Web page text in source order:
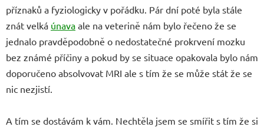
příznaků a fyziologicky v pořádku. Pár dní poté byla stále
znát velká únava ale na veterině nám bylo řečeno že se
jednalo pravděpodobně o nedostatečné prokrvení mozku
bez známé příčiny a pokud by se situace opakovala bylo nám
doporučeno absolvovat MRI ale s tím že se může stát že se
nic nezjistí.
A tím se dostávám k vám. Nechtěla jsem se smířit s tím že si